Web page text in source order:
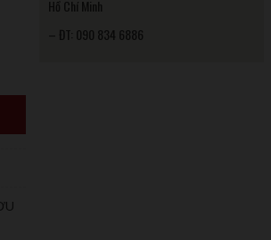
Hồ Chí Minh
– ĐT: 090 834 6886